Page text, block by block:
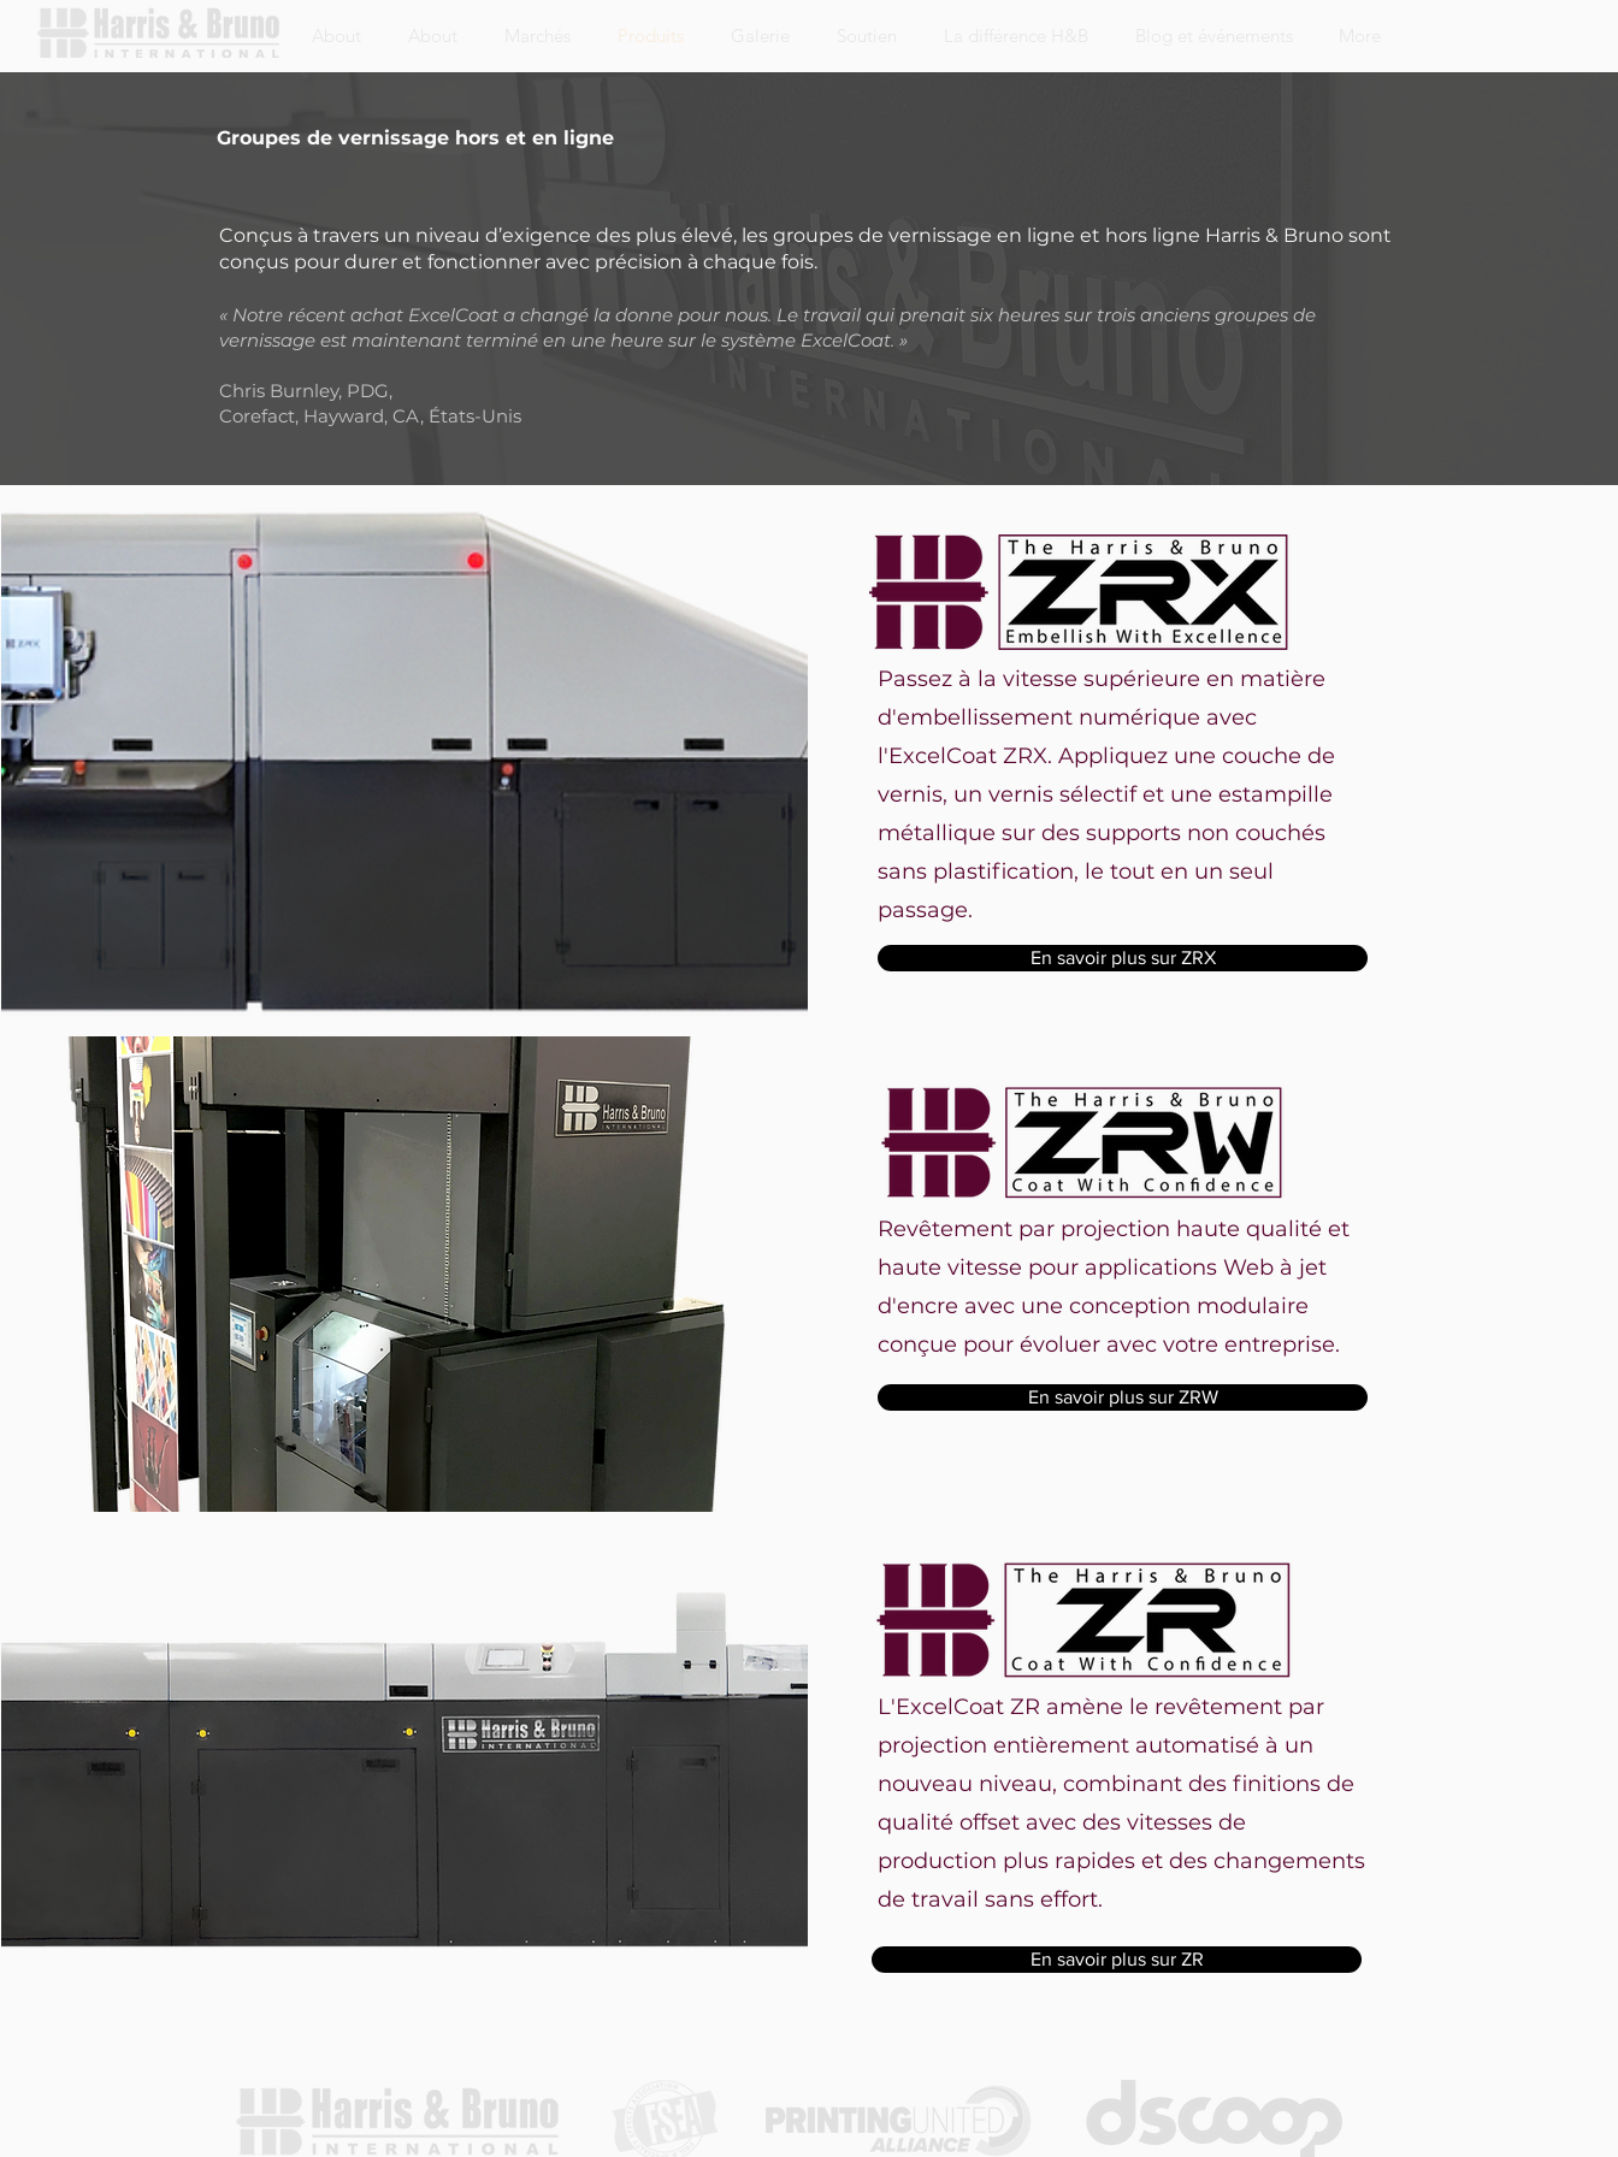
Produits
Groupes de vernissage hors et en ligne
Conçus à travers un niveau d’exigence des plus élevé, les groupes de vernissage en ligne et hors ligne Harris & Bruno sont
conçus pour durer et fonctionner avec précision à chaque fois.
« Notre récent achat ExcelCoat a changé la donne pour nous. Le travail qui prenait six heures sur trois anciens groupes de
vernissage est maintenant terminé en une heure sur le système ExcelCoat. »
Chris Burnley, PDG,
Corefact, Hayward, CA, États-Unis
Passez à la vitesse supérieure en matière
d'embellissement numérique avec
l'ExcelCoat ZRX. Appliquez une couche de
vernis, un vernis sélectif et une estampille
métallique sur des supports non couchés
sans plastification, le tout en un seul
passage.
En savoir plus sur ZRX
Revêtement par projection haute qualité et
haute vitesse pour applications Web à jet
d'encre avec une conception modulaire
conçue pour évoluer avec votre entreprise.
En savoir plus sur ZRW
L'ExcelCoat ZR amène le revêtement par
projection entièrement automatisé à un
nouveau niveau, combinant des finitions de
qualité offset avec des vitesses de
production plus rapides et des changements
de travail sans effort.
En savoir plus sur ZR